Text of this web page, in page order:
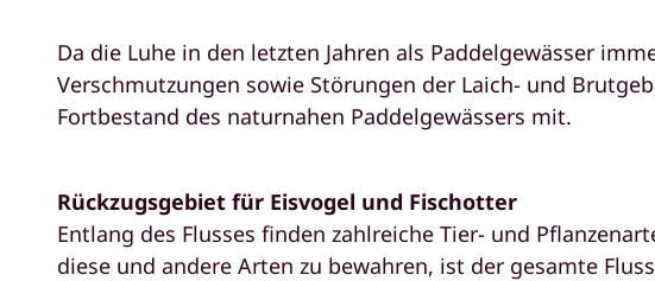
Da die Luhe in den letzten Jahren als Paddelgewässer
Verschmutzungen sowie Störungen der Laich- und
Fortbestand des naturnahen Paddelgewässers mit.
Rückzugsgebiet für Eisvogel und Fischotter
Entlang des Flusses finden zahlreiche Tier- und
diese und andere Arten zu bewahren, ist der gesamte